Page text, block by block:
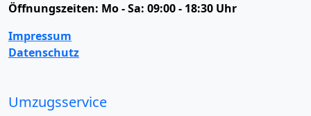
Öffnungszeiten: Mo - Sa: 09:00 - 18:30 Uhr
Impressum
Datenschutz
Umzugsservice